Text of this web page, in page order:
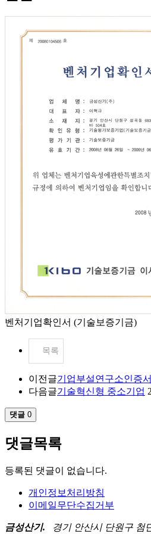
벤처기업확인서 (기술보증기금)
목록
이전글기업부설연구소인증서
다음글기술혁신형 중소기업
댓글 0
댓글목록
등록된 댓글이 없습니다.
개인정보처리방침
이메일무단수집거부
금성산기. 경기 안산시 단원구 첨